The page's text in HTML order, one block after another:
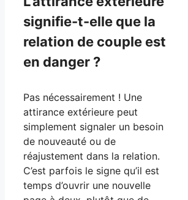
signifie-t-elle que la
relation de couple est
en danger ?
Pas nécessairement ! Une
attirance extérieure peut
simplement signaler un besoin
de nouveauté ou de
réajustement dans la relation.
C’est parfois le signe qu’il est
temps d’ouvrir une nouvelle